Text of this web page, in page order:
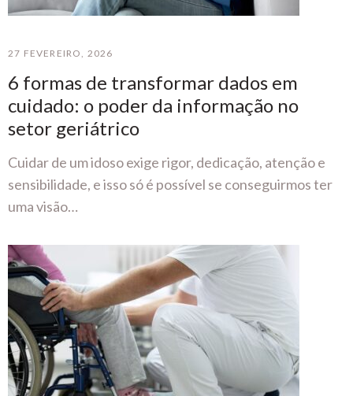
6 formas de transformar dados em
cuidado: o poder da informação no
setor geriátrico
27 FEVEREIRO, 2026
Cuidar de um idoso exige rigor, dedicação, atenção e
sensibilidade, e isso só é possível se conseguirmos ter
uma visão…